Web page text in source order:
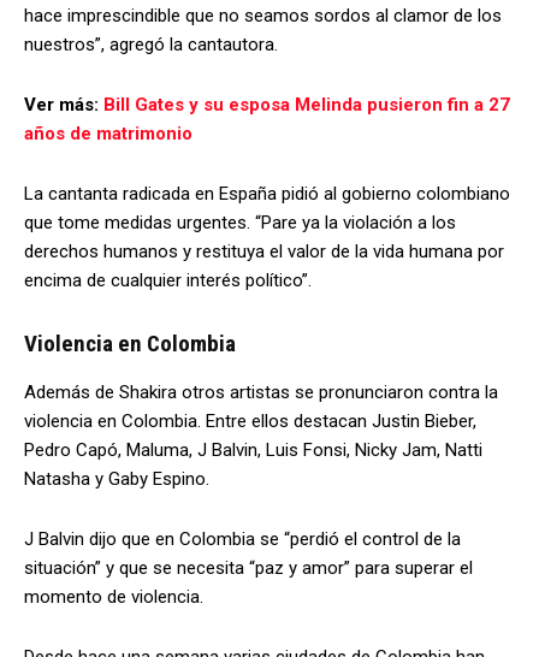
hace imprescindible que no seamos sordos al clamor de los
nuestros”, agregó la cantautora.
Ver más: Bill Gates y su esposa Melinda pusieron fin a 27
años de matrimonio
La cantanta radicada en España pidió al gobierno colombiano
que tome medidas urgentes. “Pare ya la violación a los
derechos humanos y restituya el valor de la vida humana por
encima de cualquier interés político”.
Violencia en Colombia
Además de Shakira otros artistas se pronunciaron contra la
violencia en Colombia. Entre ellos destacan Justin Bieber,
Pedro Capó, Maluma, J Balvin, Luis Fonsi, Nicky Jam, Natti
Natasha y Gaby Espino.
J Balvin dijo que en Colombia se “perdió el control de la
situación” y que se necesita “paz y amor” para superar el
momento de violencia.